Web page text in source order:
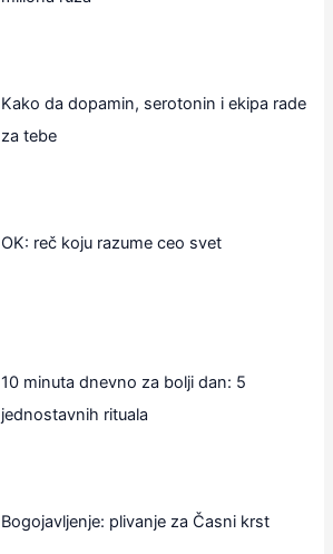
Kako da dopamin, serotonin i ekipa rade
za tebe
OK: reč koju razume ceo svet
10 minuta dnevno za bolji dan: 5
jednostavnih rituala
Bogojavljenje: plivanje za Časni krst